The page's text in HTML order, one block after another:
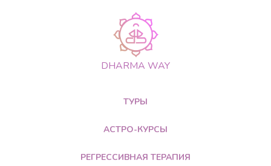
DHARMA WAY
ТУРЫ
АСТРО-КУРСЫ
РЕГРЕССИВНАЯ ТЕРАПИЯ